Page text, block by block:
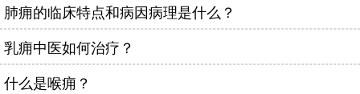
肺痈的临床特点和病因病理是什么？
乳痈中医如何治疗？
什么是喉痈？